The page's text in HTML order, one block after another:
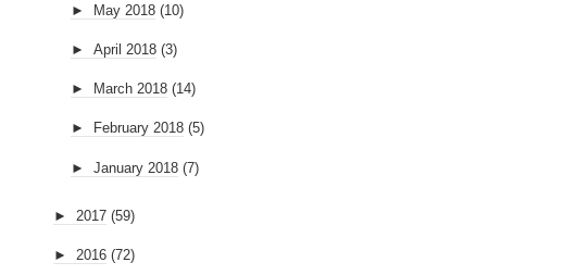
► May 2018 (10)
► April 2018 (3)
► March 2018 (14)
► February 2018 (5)
► January 2018 (7)
► 2017 (59)
► 2016 (72)